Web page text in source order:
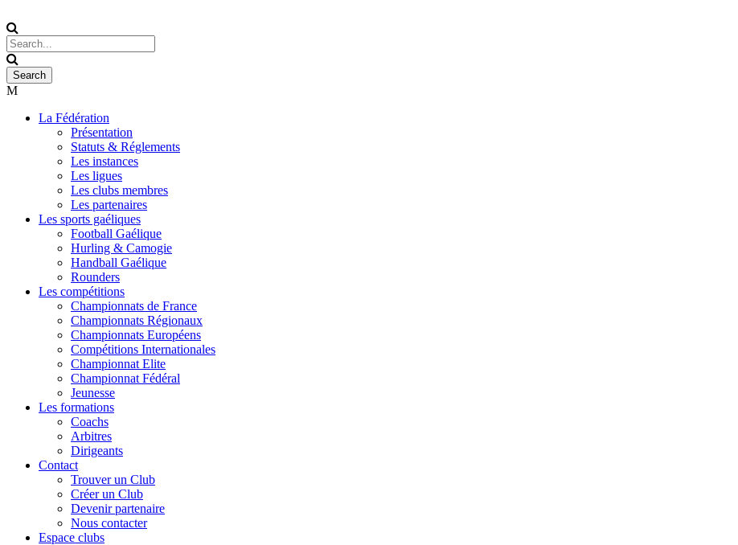
La Fédération
Présentation
Statuts & Réglements
Les instances
Les ligues
Les clubs membres
Les partenaires
Les sports gaéliques
Football Gaélique
Hurling & Camogie
Handball Gaélique
Rounders
Les compétitions
Championnats de France
Championnats Régionaux
Championnats Européens
Compétitions Internationales
Championnat Elite
Championnat Fédéral
Jeunesse
Les formations
Coachs
Arbitres
Dirigeants
Contact
Trouver un Club
Créer un Club
Devenir partenaire
Nous contacter
Espace clubs